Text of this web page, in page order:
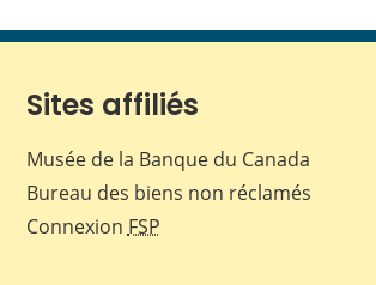
Sites affiliés
Musée de la Banque du Canada
Bureau des biens non réclamés
Connexion FSP